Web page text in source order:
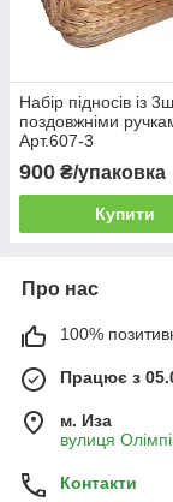
Набір підносів із
поздовжніми
Арт.607-3
900 ₴/упаковка
Купити
Про нас
100%
Працює з
м. Иза
вулиця
Контакти